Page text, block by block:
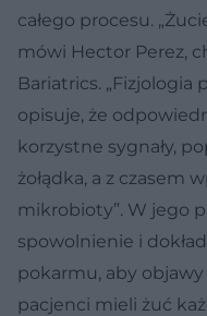
całego procesu.
mówi Hector Perez,
Bariatrics.
opisuje, że
korzystne sygnały,
żołądka, a z czasem
mikrobioty”. W jego
spowolnienie i
pokarmu, aby objawy
pacjenci mieli żuć